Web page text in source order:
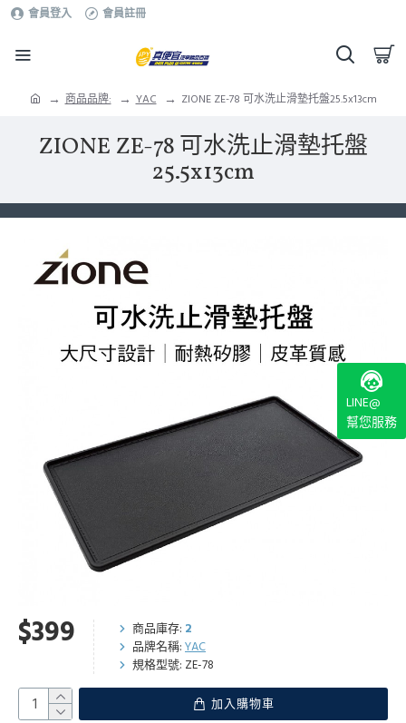
會員登入 會員註冊
商品品牌: YAC ZIONE ZE-78 可水洗止滑墊托盤25.5x13cm
ZIONE ZE-78 可水洗止滑墊托盤
25.5x13cm
$399 商品庫存: 2
品牌名稱: YAC
規格型號: ZE-78
加入購物車
LINE@
幫您服務